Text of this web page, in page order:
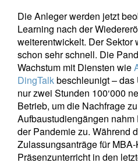
Die Anleger werden jetzt
Learning nach der
weiterentwickelt. Der Sektor
schon sehr schnell. Die
Wachstum mit Diensten wie
DingTalkbeschleunigt – das
nur zwei Stunden 100‘000
Betrieb, um die Nachfrage
Aufbaustudiengängen
der Pandemie zu. Während
Zulassungsanträge für
Präsenzunterricht in den